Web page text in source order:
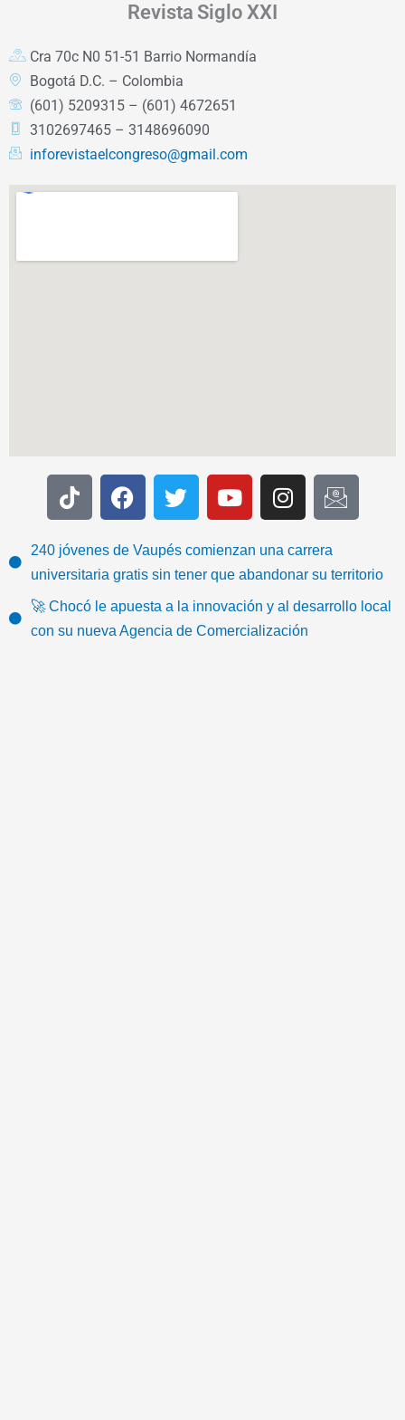
Revista Siglo XXI
Cra 70c N0 51-51 Barrio Normandía
Bogotá D.C. – Colombia
(601) 5209315 – (601) 4672651
3102697465 – 3148696090
inforevistaelcongreso@gmail.com
T
i
t
o
k
F
a
e
b
o
o
k
T
w
t
t
e
Y
o
t
u
b
I
n
t
a
g
a
I
c
-
e
240 jóvenes de Vaupés comienzan una carrera
universitaria gratis sin tener que abandonar su territorio
🚀 Chocó le apuesta a la innovación y al desarrollo local
con su nueva Agencia de Comercialización